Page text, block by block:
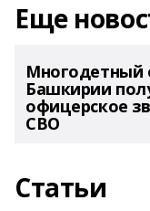
Еще
Многодетный
Башкирии
офицерское
СВО
Статьи